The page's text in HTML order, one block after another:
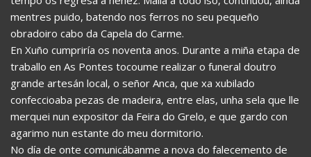
mentres puido, batendo nos ferros no seu pequeño
obradoiro cabo da Capela do Carme.
En Xuño cumpriría os noventa anos. Durante a miña etapa de
traballo en As Pontes tocoume realizar o funeral doutro
grande artesán local, o señor Anca, que xa xubilado
confeccioaba pezas de madeira, entre elas, unha sela que lle
merquei nun expositor da Feira do Grelo, e que gardo con
agarimo nun estante do meu dormitorio.
No día de onte comunicábanme a nova do falecemento de